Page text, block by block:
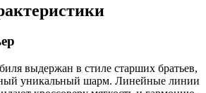
выдержан в стиле старших братьев,
уникальный шарм. Линейные линии